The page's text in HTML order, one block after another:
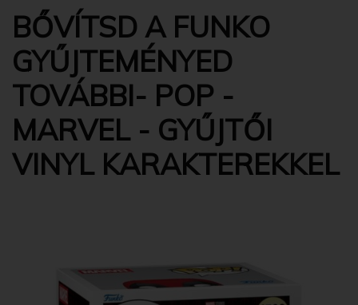
BŐVÍTSD A FUNKO
GYŰJTEMÉNYED
TOVÁBBI- POP -
MARVEL - GYŰJTŐI
VINYL KARAKTEREKKEL